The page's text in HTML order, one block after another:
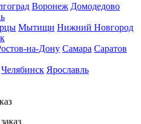
Воронеж Домодедово
Мытищи Нижний Новгород
на-Дону Самара Саратов
Челябинск Ярославль